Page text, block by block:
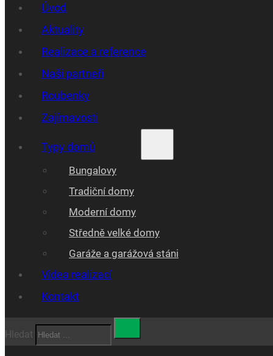
Úvod
Aktuality
Realizace a reference
Naši partneři
Roubenky
Zajímavosti
Typy domů
Bungalovy
Tradiční domy
Moderní domy
Středně velké domy
Garáže a garážová stáni
Videa realizací
Kontakt
Hledat